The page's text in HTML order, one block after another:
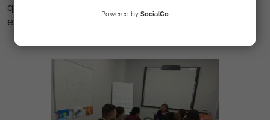
que otros voluntarios/as como Dolores se sumen a
esta iniciativa del plan estratégico.
Powered by SocialCo